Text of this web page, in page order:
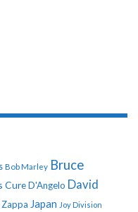
Bob Marley Bruce
CureD'Angelo David
Japan Joy Division